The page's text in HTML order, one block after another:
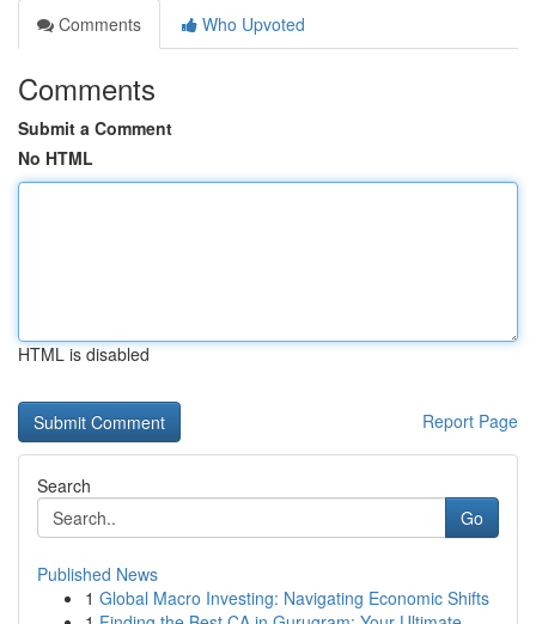
Comments
Who Upvoted
Comments
Submit a Comment
No HTML
HTML is disabled
Report Page
Search
Go
Published News
1 Global Macro Investing: Navigating Economic Shifts